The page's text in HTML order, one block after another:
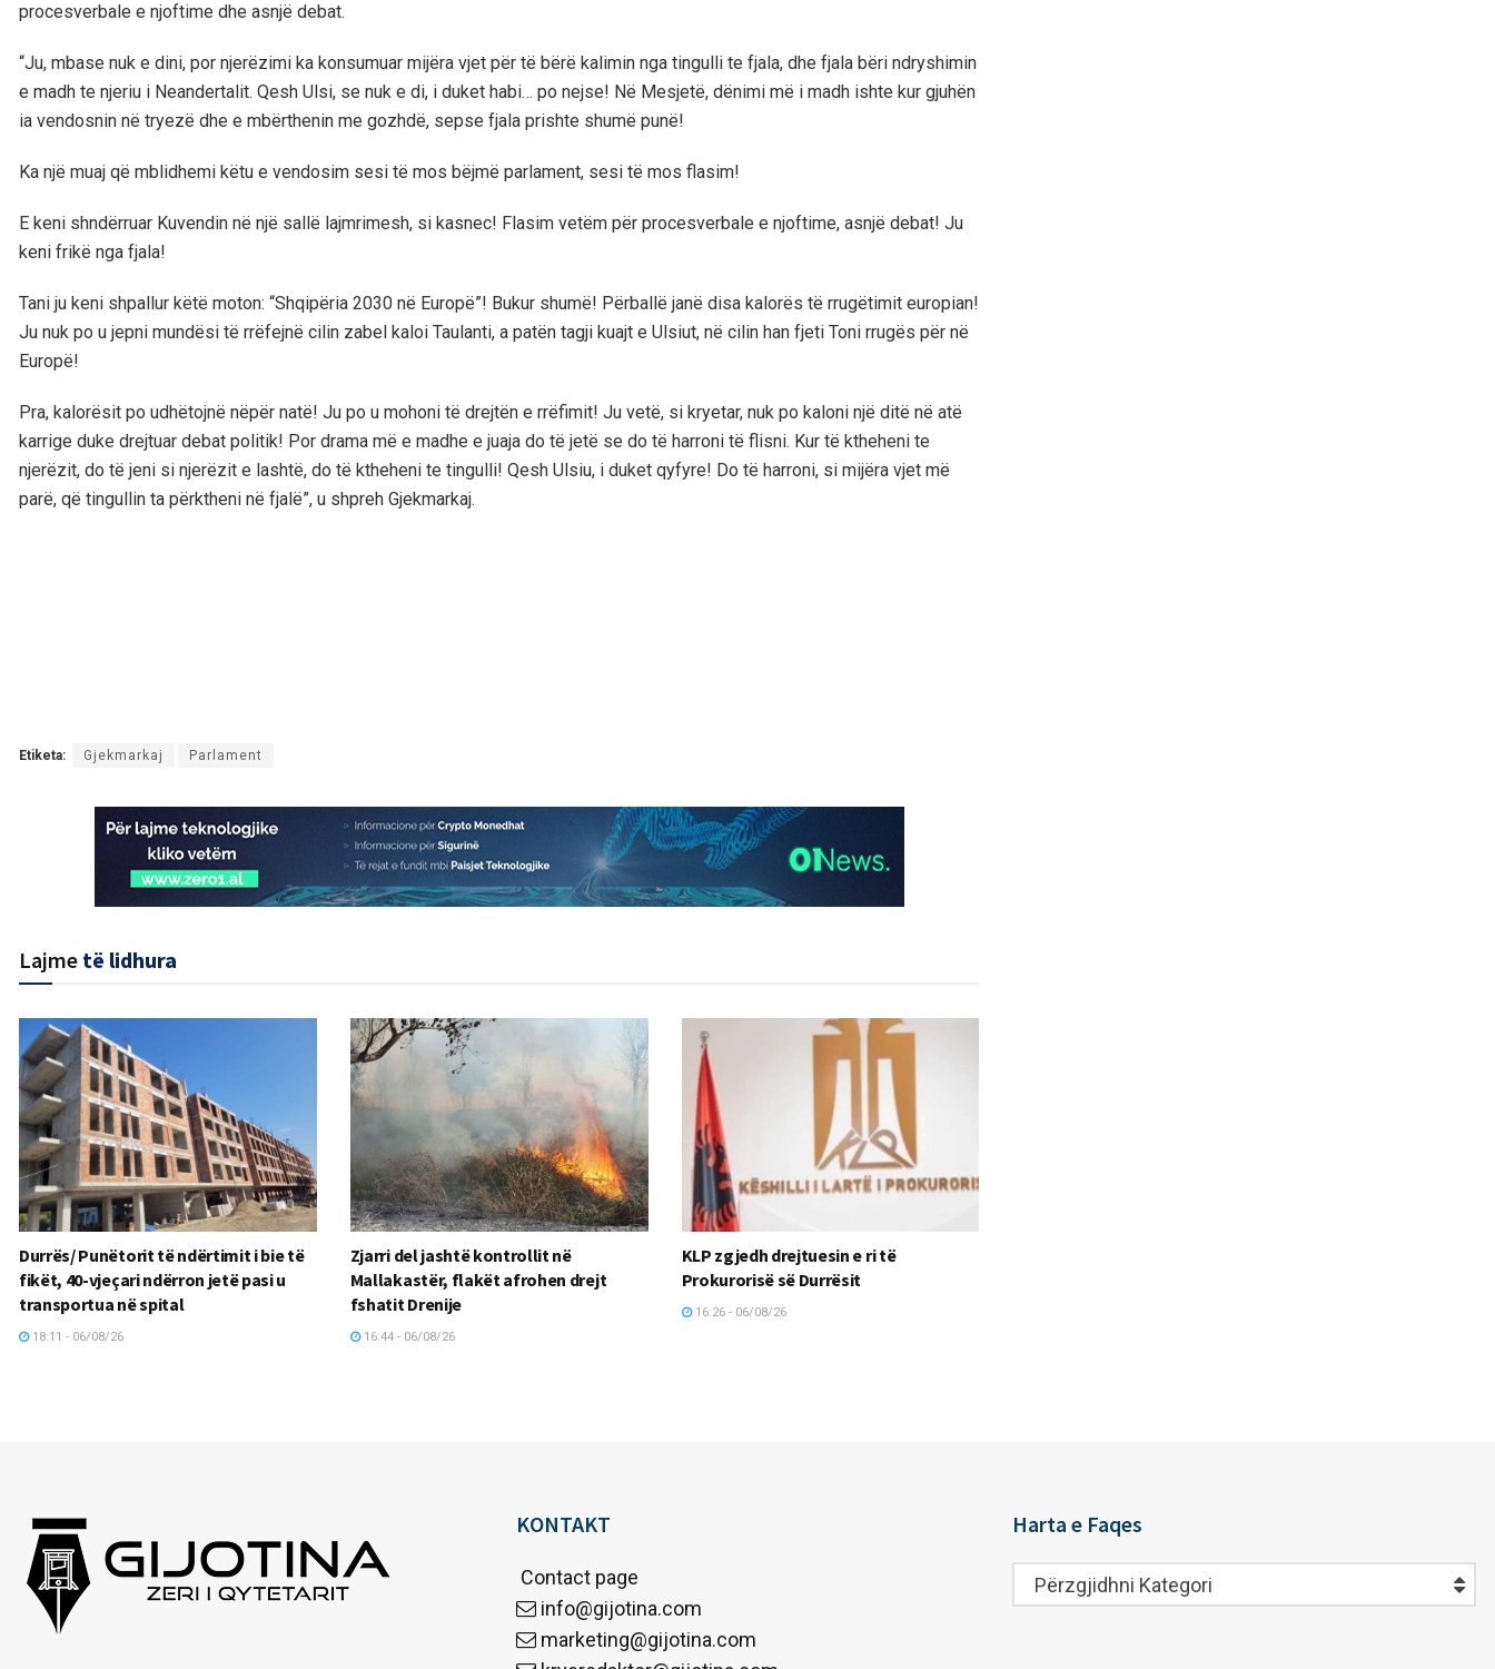
procesverbale e njoftime dhe asnjë debat.
“Ju, mbase nuk e dini, por njerëzimi ka konsumuar mijëra vjet për të bërë kalimin nga tingulli te fjala, dhe fjala bëri ndryshimin
e madh te njeriu i Neandertalit. Qesh Ulsi, se nuk e di, i duket habi… po nejse! Në Mesjetë, dënimi më i madh ishte kur gjuhën
ia vendosnin në tryezë dhe e mbërthenin me gozhdë, sepse fjala prishte shumë punë!
Ka një muaj që mblidhemi këtu e vendosim sesi të mos bëjmë parlament, sesi të mos flasim!
E keni shndërruar Kuvendin në një sallë lajmrimesh, si kasnec! Flasim vetëm për procesverbale e njoftime, asnjë debat! Ju
keni frikë nga fjala!
Tani ju keni shpallur këtë moton: “Shqipëria 2030 në Europë”! Bukur shumë! Përballë janë disa kalorës të rrugëtimit europian!
Ju nuk po u jepni mundësi të rrëfejnë cilin zabel kaloi Taulanti, a patën tagji kuajt e Ulsiut, në cilin han fjeti Toni rrugës për në
Europë!
Pra, kalorësit po udhëtojnë nëpër natë! Ju po u mohoni të drejtën e rrëfimit! Ju vetë, si kryetar, nuk po kaloni një ditë në atë
karrige duke drejtuar debat politik! Por drama më e madhe e juaja do të jetë se do të harroni të flisni. Kur të ktheheni te
njerëzit, do të jeni si njerëzit e lashtë, do të ktheheni te tingulli! Qesh Ulsiu, i duket qyfyre! Do të harroni, si mijëra vjet më
parë, që tingullin ta përktheni në fjalë”, u shpreh Gjekmarkaj.
Etiketa: Gjekmarkaj Parlament
Lajme të lidhura
Durrës/ Punëtorit të ndërtimit i bie të
fikët, 40-vjeçari ndërron jetë pasi u
transportua në spital
18:11 - 06/08/26
Zjarri del jashtë kontrollit në
Mallakastër, flakët afrohen drejt
fshatit Drenije
16:44 - 06/08/26
KLP zgjedh drejtuesin e ri të
Prokurorisë së Durrësit
16:26 - 06/08/26
KONTAKT
Contact page
info@gijotina.com
marketing@gijotina.com
Harta e Faqes
Harta
e
Përzgjidhni Kategori